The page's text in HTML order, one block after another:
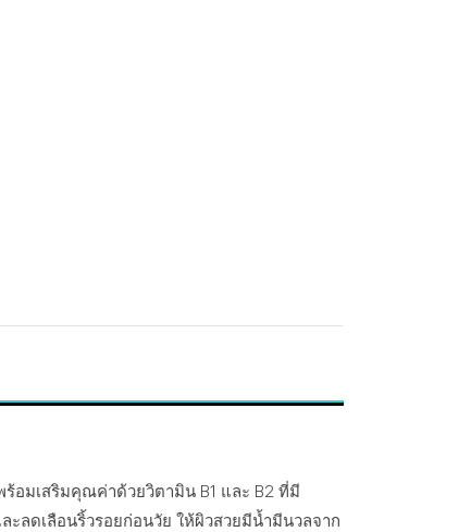
อมเสริมคุณค่าด้วยวิตามิน B1 และ B2 ที่มี
ลดเลือนริ้วรอยก่อนวัย ให้ผิวสวยมีน้ำมีนวลจาก